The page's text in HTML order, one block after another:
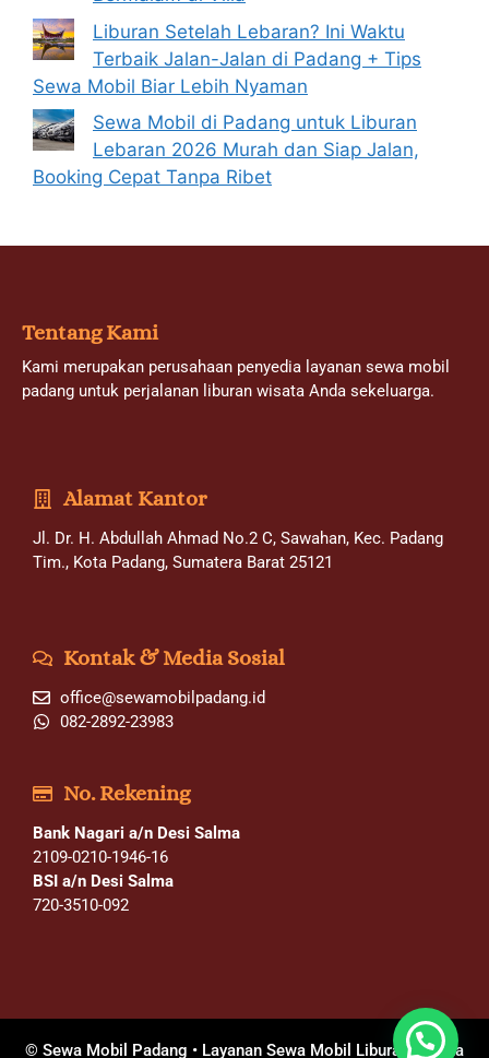
Liburan Setelah Lebaran? Ini Waktu
Terbaik Jalan-Jalan di Padang + Tips
Sewa Mobil Biar Lebih Nyaman
Sewa Mobil di Padang untuk Liburan
Lebaran 2026 Murah dan Siap Jalan,
Booking Cepat Tanpa Ribet
Tentang Kami
Kami merupakan perusahaan penyedia layanan sewa mobil
padang untuk perjalanan liburan wisata Anda sekeluarga.
Alamat Kantor
Jl. Dr. H. Abdullah Ahmad No.2 C, Sawahan, Kec. Padang
Tim., Kota Padang, Sumatera Barat 25121
Kontak & Media Sosial
office@sewamobilpadang.id
082-2892-23983
No. Rekening
Bank Nagari a/n Desi Salma
2109-0210-1946-16
BSI a/n Desi Salma
720-3510-092
© Sewa Mobil Padang • Layanan Sewa Mobil Liburan Wisata